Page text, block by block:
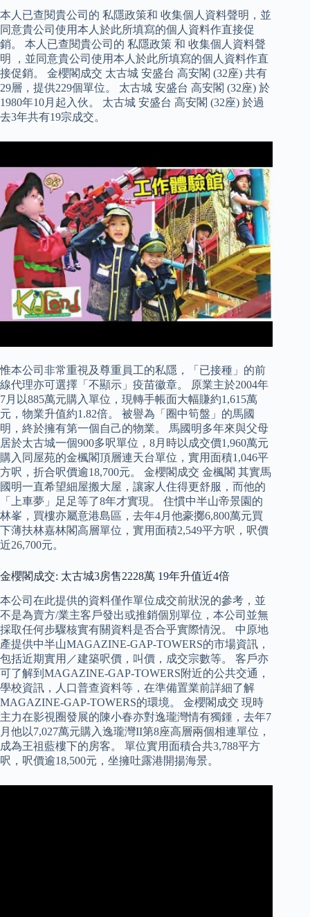
本人已查閱貴公司的 私隱政策和 收集個人資料聲明，並
同意貴公司使用本人於此所填寫的個人資料作直接促
銷。 本人已查閱貴公司的 私隱政策 和 收集個人資料聲
明 ，並同意貴公司使用本人於此所填寫的個人資料作直
接促銷。 金櫻閣成交 太古城 安盛台 高安閣 (32座) 共有
29層，提供229個單位。 太古城 安盛台 高安閣 (32座) 於
1980年10月起入伙。 太古城 安盛台 高安閣 (32座) 於過
去3年共有19宗成交。
惟本公司非常重視及尊重員工的私隱，「已接種」的前
線代理亦可選擇「不顯示」疫苗徽章。 原業主於2004年
7月以885萬元購入單位，現轉手帳面大幅賺約1,615萬
元，物業升值約1.82倍。 被譽為「圈中筍盤」的馬國
明，終於擁有第一個自己的物業。 馬國明多年來與父母
居於太古城一個900多呎單位，8月時以成交價1,960萬元
購入同屋苑的金楓閣頂層連天台單位，實用面積1,046平
方呎，折合呎價逾18,700元。 金櫻閣成交 金楓閣 其實馬
國明一直希望細屋搬大屋，讓家人住得更舒服，而他的
「上車夢」足足等了8年才實現。 住慣中半山帝景園的
林峯，買樓亦屬意港島區，去年4月他豪擲6,800萬元買
下薄扶林嘉林閣高層單位，實用面積2,549平方呎，呎價
近26,700元。
金櫻閣成交: 太古城3房售2228萬 19年升值近4倍
本公司在此提供的資料僅作單位成交前狀況的參考，並
不是為賣方/業主客戶發出或推銷個別單位，本公司並無
採取任何步驟核實有關資料是否合乎實際情況。 中原地
產提供中半山MAGAZINE-GAP-TOWERS的市場資訊，
包括近期實用／建築呎價，叫價，成交宗數等。 客戶亦
可了解到MAGAZINE-GAP-TOWERS附近的公共交通，
學校資訊，人口普查資料等，在準備置業前詳細了解
MAGAZINE-GAP-TOWERS的環境。 金櫻閣成交 現時
主力在影視圈發展的陳小春亦對逸瓏灣情有獨鍾，去年7
月他以7,027萬元購入逸瓏灣II第8座高層兩個相連單位，
成為王祖藍樓下的房客。 單位實用面積合共3,788平方
呎，呎價逾18,500元，坐擁吐露港開揚海景。